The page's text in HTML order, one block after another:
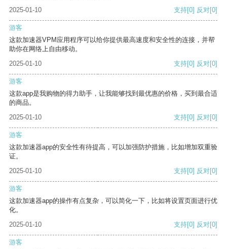
2025-01-10
支持[0] 反对[0]
游客
这款加速器VPM应用程序可以给你提供最高速度和安全性的连接，并帮
助你在网络上自由移动。
2025-01-10
支持[0] 反对[0]
游客
这款app是我购物的得力助手，让我能够找到最优惠的价格，买到最合适
的商品。
2025-01-10
支持[0] 反对[0]
游客
这款加速器app的安全性有待提高，可以加强防护措施，比如增加双重验
证。
2025-01-10
支持[0] 反对[0]
游客
这款加速器app的操作有点复杂，可以简化一下，比如将设置页面进行优
化。
2025-01-10
支持[0] 反对[0]
游客